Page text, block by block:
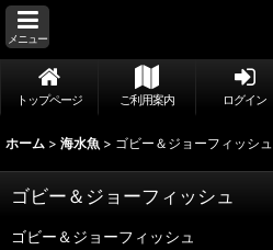
メニュー
トップページ ご利用案内 ログイン
ホーム > 海水魚 > ゴビー＆ジョーフィッシュ
ゴビー＆ジョーフィッシュ
ゴビー＆ジョーフィッシュ